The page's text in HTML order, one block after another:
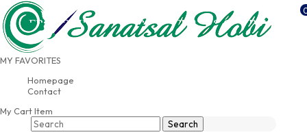
FREE SHIPPING FOR PURCHASES OVER 500
MY FAVORITES
Homepage
Contact
My CartItem